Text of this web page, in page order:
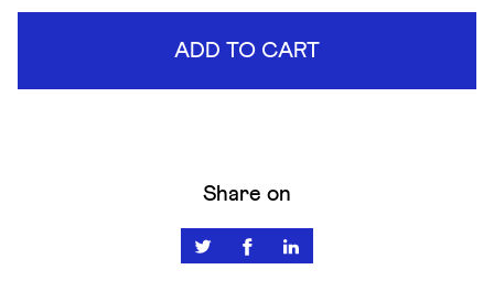
ADD TO CART
Share on